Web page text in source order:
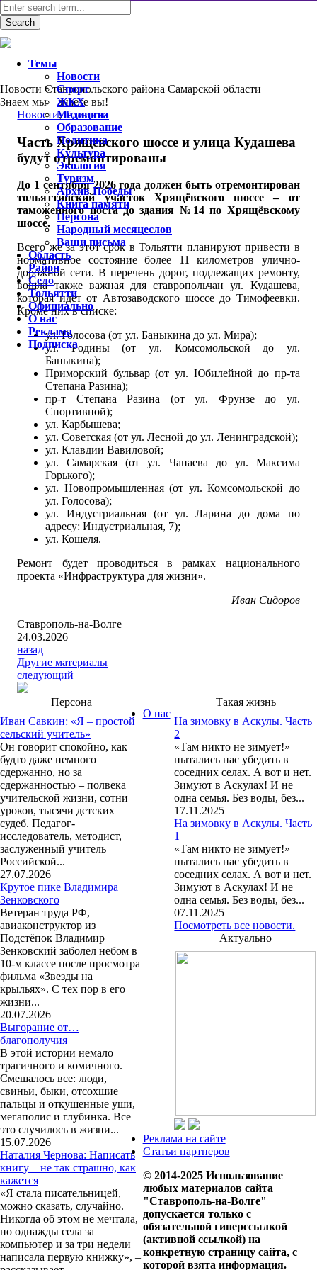
Новости Ставропольского района Самарской области
Знаем мы – знаете вы!
Новости,Тольятти
Часть Хрящевского шоссе и улица Кудашева
будут отремонтированы
До 1 сентября 2026 года должен быть отремонтирован
тольяттинский участок Хрящёвского шоссе – от
таможенного поста до здания №14 по Хрящёвскому
шоссе.
Всего же за этот срок в Тольятти планируют привести в
нормативное состояние более 11 километров улично-
дорожной сети. В перечень дорог, подлежащих ремонту,
вошла также важная для ставропольчан ул. Кудашева,
которая идет от Автозаводского шоссе до Тимофеевки.
Кроме них в списке:
ул. Голосова (от ул. Баныкина до ул. Мира);
ул. Родины (от ул. Комсомольской до ул.
Баныкина);
Приморский бульвар (от ул. Юбилейной до пр-та
Степана Разина);
пр-т Степана Разина (от ул. Фрунзе до ул.
Спортивной);
ул. Карбышева;
ул. Советская (от ул. Лесной до ул. Ленинградской);
ул. Клавдии Вавиловой;
ул. Самарская (от ул. Чапаева до ул. Максима
Горького);
ул. Новопромышленная (от ул. Комсомольской до
ул. Голосова);
ул. Индустриальная (от ул. Ларина до дома по
адресу: Индустриальная, 7);
ул. Кошеля.
Ремонт будет проводиться в рамках национального
проекта «Инфраструктура для жизни».
Иван Сидоров
Ставрополь-на-Волге
24.03.2026
назад
Другие материалы
следующий
Персона
Иван Савкин: «Я – простой
сельский учитель»
Он говорит спокойно, как
будто даже немного
сдержанно, но за
сдержанностью – полвека
учительской жизни, сотни
уроков, тысячи детских
судеб. Педагог-
исследователь, методист,
заслуженный учитель
Российской...
27.07.2026
Крутое пике Владимира
Зенковского
Ветеран труда РФ,
авиаконструктор из
Подстёпок Владимир
Зенковский заболел небом в
10-м классе после просмотра
фильма «Звезды на
крыльях». С тех пор в его
жизни...
20.07.2026
Выгорание от…
благополучия
В этой истории немало
трагичного и комичного.
Смешалось все: люди,
свиньи, быки, отсохшие
пальцы и откушенные уши,
мегаполис и глубинка. Все
это случилось в жизни...
15.07.2026
Наталия Чернова: Написать
книгу – не так страшно, как
кажется
«Я стала писательницей,
можно сказать, случайно.
Никогда об этом не мечтала,
но однажды села за
компьютер и за три недели
написала первую книжку», –
Такая жизнь
На зимовку в Аскулы. Часть
2
«Там никто не зимует!» –
пытались нас убедить в
соседних селах. А вот и нет.
Зимуют в Аскулах! И не
одна семья. Без воды, без...
17.11.2025
На зимовку в Аскулы. Часть
1
«Там никто не зимует!» –
пытались нас убедить в
соседних селах. А вот и нет.
Зимуют в Аскулах! И не
одна семья. Без воды, без...
07.11.2025
Посмотреть все новости.
Актуально
О нас
Реклама на сайте
Статьи партнеров
© 2014-2025 Использование
любых материалов сайта
"Ставрополь-на-Волге"
допускается только с
обязательной гиперссылкой
(активной ссылкой) на
конкретную страницу сайта, с
которой взята информация.
Темы
Новости
Спорт
ЖКХ
Медицина
Образование
Политика
Культура
Экология
Туризм
Архив Победы
Книга памяти
Персона
Народный месяцеслов
Ваши письма
Область
Район
Село
Тольятти
Официально
О нас
Реклама
Подписка